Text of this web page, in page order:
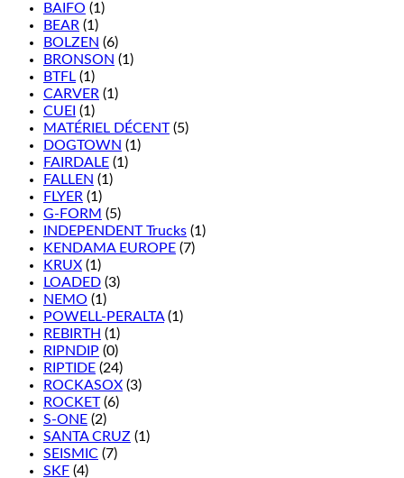
BAIFO (1)
BEAR (1)
BOLZEN (6)
BRONSON (1)
BTFL (1)
CARVER (1)
CUEI (1)
MATÉRIEL DÉCENT (5)
DOGTOWN (1)
FAIRDALE (1)
FALLEN (1)
FLYER (1)
G-FORM (5)
INDEPENDENT Trucks (1)
KENDAMA EUROPE (7)
KRUX (1)
LOADED (3)
NEMO (1)
POWELL-PERALTA (1)
REBIRTH (1)
RIPNDIP (0)
RIPTIDE (24)
ROCKASOX (3)
ROCKET (6)
S-ONE (2)
SANTA CRUZ (1)
SEISMIC (7)
SKF (4)